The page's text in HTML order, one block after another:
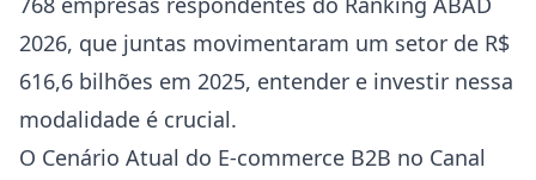
2026, que juntas movimentaram um setor de R$
616,6 bilhões em 2025, entender e investir nessa
modalidade é crucial.
O Cenário Atual do E-commerce B2B no Canal